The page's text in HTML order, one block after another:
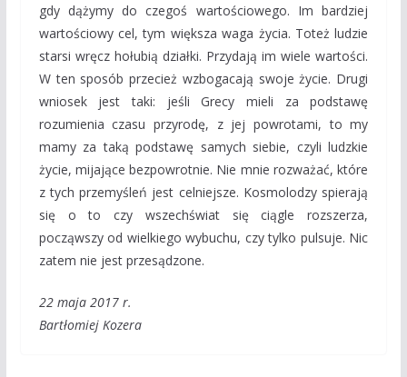
gdy dążymy do czegoś wartościowego. Im bardziej
wartościowy cel, tym większa waga życia. Toteż ludzie
starsi wręcz hołubią działki. Przydają im wiele wartości.
W ten sposób przecież wzbogacają swoje życie. Drugi
wniosek jest taki: jeśli Grecy mieli za podstawę
rozumienia czasu przyrodę, z jej powrotami, to my
mamy za taką podstawę samych siebie, czyli ludzkie
życie, mijające bezpowrotnie. Nie mnie rozważać, które
z tych przemyśleń jest celniejsze. Kosmolodzy spierają
się o to czy wszechświat się ciągle rozszerza,
począwszy od wielkiego wybuchu, czy tylko pulsuje. Nic
zatem nie jest przesądzone.
22 maja 2017 r.
Bartłomiej Kozera